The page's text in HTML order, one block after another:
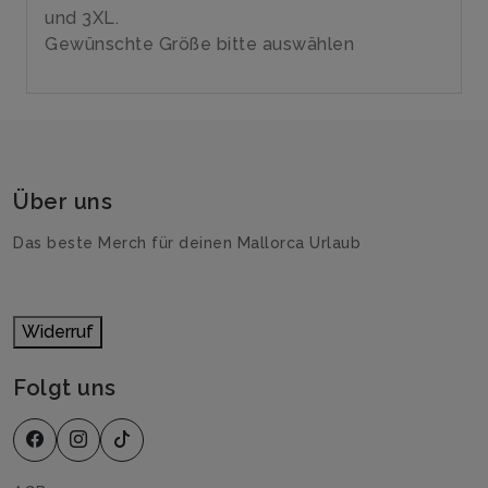
und 3XL.
Gewünschte Größe bitte auswählen
Über uns
Das beste Merch für deinen Mallorca Urlaub
Widerruf
Folgt uns